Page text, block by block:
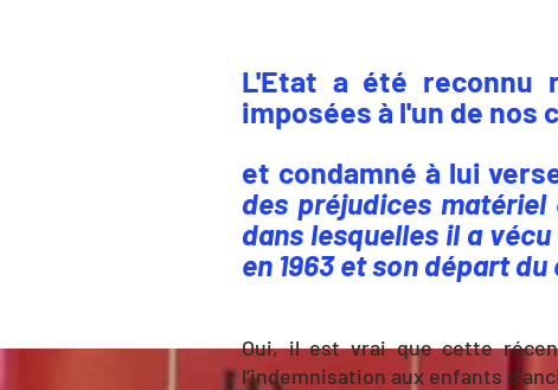
L'Etat a été reconnu
imposées à l'un de nos
et condamné à lui
des préjudices
dans lesquelles il a
en 1963 et son départ du
Oui, il est vrai que cette
l’indemnisation aux enfants